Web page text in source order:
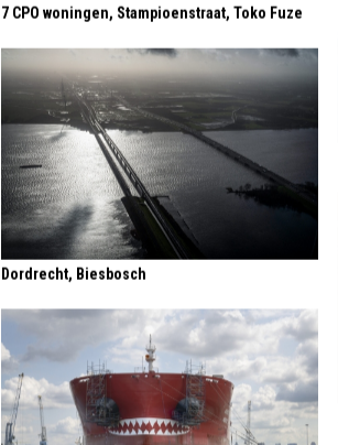
7 CPO woningen, Stampioenstraat, Toko Fuze
Dordrecht, Biesbosch